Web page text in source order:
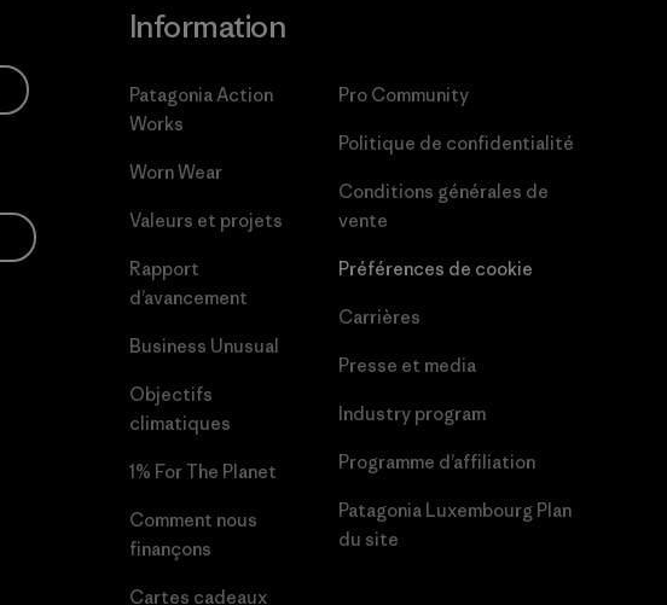
Information
Patagonia Action
Works
Worn Wear
Valeurs et projets
Rapport
d’avancement
Business Unusual
Objectifs
climatiques
1% For The Planet
Comment nous
finançons
Cartes cadeaux
Pro Community
Politique de confidentialité
Conditions générales de
vente
Préférences de cookie
Carrières
Presse et media
Industry program
Programme d’affiliation
Patagonia Luxembourg Plan
du site